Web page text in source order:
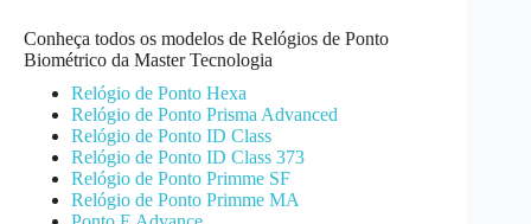
Conheça todos os modelos de Relógios de Ponto
Biométrico da Master Tecnologia
Relógio de Ponto Hexa
Relógio de Ponto Prisma Advanced
Relógio de Ponto ID Class
Relógio de Ponto ID Class 373
Relógio de Ponto Primme SF
Relógio de Ponto Primme MA